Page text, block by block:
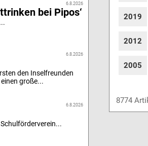
6.8.2026
bei Pipos‘
6.8.2026
den Inselfreunden
große...
6.8.2026
2019
2012
2005
8774